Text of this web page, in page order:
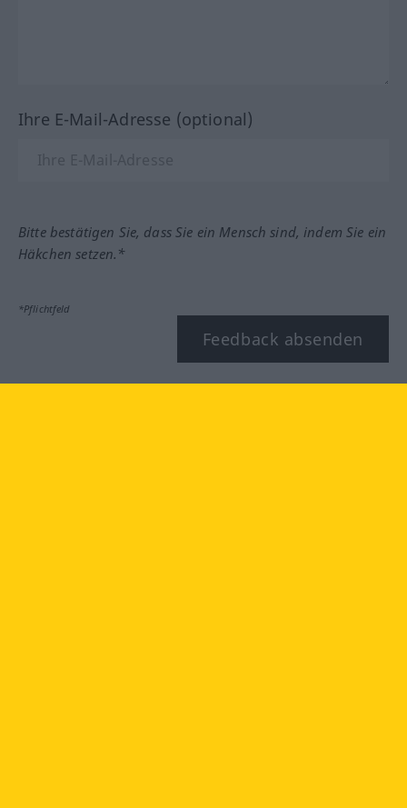
Ihre E-Mail-Adresse (optional)
Bitte bestätigen Sie, dass Sie ein Mensch sind, indem Sie ein
Häkchen setzen.*
*Pflichtfeld
Feedback absenden